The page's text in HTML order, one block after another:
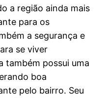
a região ainda mais
para os
a segurança e
se viver
também possui uma
boa
pelo bairro. Seu